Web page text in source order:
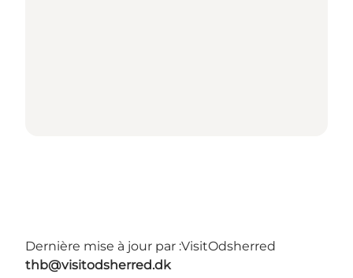
Dernière mise à jour par :VisitOdsherred
thb@visitodsherred.dk